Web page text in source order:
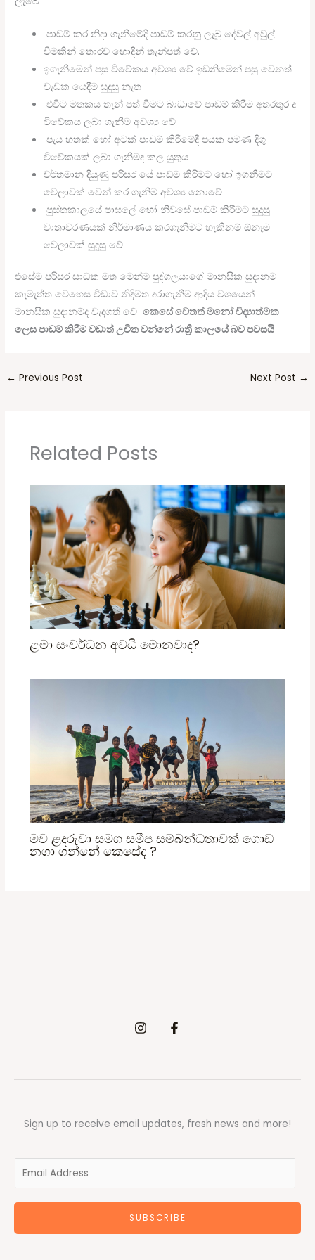
පාඩම් කර නිදා ගැනීමේදී පාඩම් කරනු ලැබූ දේවල් අවුල්
වීමකින් තොරව හොදින් තැන්පත් වේ.
ඉගැනීමෙන් පසු විවේකය අවශ් වේ ඉඩනිමෙන් පසු වෙනත්
වැඩක යෙදීම සුදුසු නැත
එවිට මතකය තැන් පත් වීමට බාධාවේ පාඩම් කිරීම අතරතුර ද
විවේකය ලබා ගැනීම අවශ් වේ
පැය හතක් හෝ අටක් පාඩම් කිරීමේදී පයක පමණ දිගු
විවේකයක් ලබා ගැනීමද කල යුතුය
වර්තමාන දියුණු පරිසර යේ පාඩම කිරීමට හෝ ඉගනීමට
වෙලාවක් වෙන් කර ගැනීම අවශ් නොවේ
පුස්තකාලයේ පාසලේ හෝ නිවසේ පාඩම් කිරීමට සුදුසු
වාතාවරණයක් නිර්මාණය කරගැනීමට හැකිනම් ඕනෑම
වෙලාවක් සුදුසු වේ
එසේම පරිසර සාධක මත මෙන්ම පුද්ගලයාගේ මානසික සුදානම
කැමැත්ත වෙහෙස විඩාව නිදිමත දරාගැනීම ආදිය වශයෙන්
මානසික සුදානම්ද වැදගත් වේ කෙසේ වෙතත් මනෝ විද්‍යාත්මක
ලෙස පාඩම් කිරීම වඩාත් උචිත වන්නේ රාත්‍රී කාලයේ බව පවසයි
← Previous Post Next Post →
Related Posts
ළමා සංවර්ධන අවධි මොනවාද?
මව ළදරුවා සමග සමීප සම්බන්ධතාවක් ගොඩ
නගා ගන්නේ කෙසේද ?
Sign up to receive email updates, fresh news and more!
a
l
SUBSCRIBE